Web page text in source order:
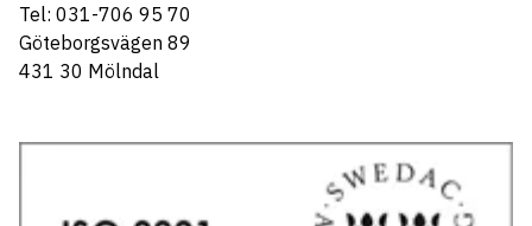
Tel: 031-706 95 70
Göteborgsvägen 89
431 30 Mölndal